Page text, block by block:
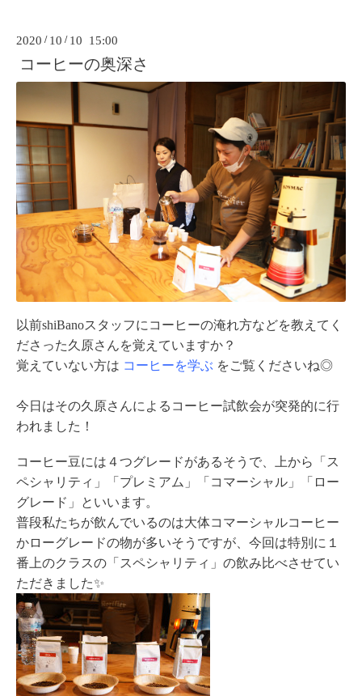
2020 / 10 / 10 15:00
コーヒーの奥深さ
以前shiBanoスタッフにコーヒーの淹れ方などを教えてく
ださった久原さんを覚えていますか？
覚えていない方は コーヒーを学ぶ をご覧くださいね◎
今日はその久原さんによるコーヒー試飲会が突発的に行
われました！
コーヒー豆には４つグレードがあるそうで、上から「ス
ペシャリティ」「プレミアム」「コマーシャル」「ロー
グレード」といいます。
普段私たちが飲んでいるのは大体コマーシャルコーヒー
かローグレードの物が多いそうですが、今回は特別に１
番上のクラスの「スペシャリティ」の飲み比べさせてい
ただきました✨